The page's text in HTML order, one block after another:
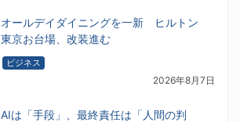
オールデイダイニングを一新 ヒルトン
東京お台場、改装進む
ビジネス
2026年8月7日
AIは「手段」、最終責任は「人間の判